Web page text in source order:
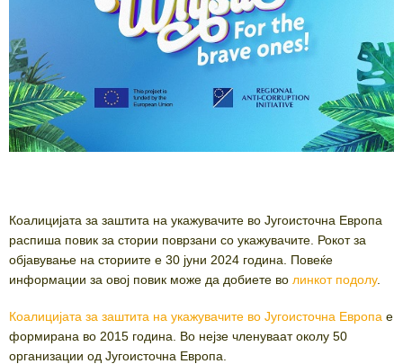
Коалицијата за заштита на укажувачите во Југоисточна Европа
распиша повик за стории поврзани со укажувачите. Рокот за
објавување на сториите е 30 јуни 2024 година. Повеќе
информации за овој повик може да добиете во линкот подолу.
Коалицијата за заштита на укажувачите во Југоисточна Европа е
формирана во 2015 година. Во нејзе членуваат околу 50
организации од Југоисточна Европа.